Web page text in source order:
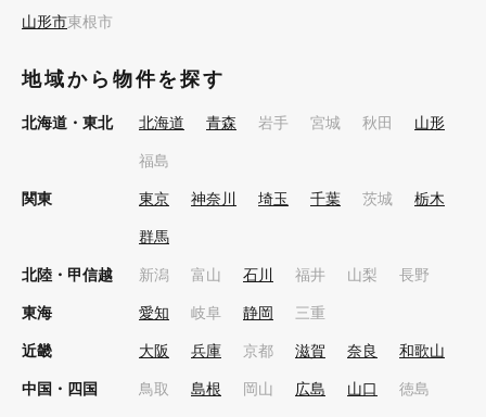
山形市東根市
地域から物件を探す
北海道・東北 北海道 青森 岩手 宮城 秋田 山形
福島
関東 東京 神奈川 埼玉 千葉 茨城 栃木
群馬
北陸・甲信越 新潟 富山 石川 福井 山梨 長野
東海 愛知 岐阜 静岡 三重
近畿 大阪 兵庫 京都 滋賀 奈良 和歌山
中国・四国 鳥取 島根 岡山 広島 山口 徳島